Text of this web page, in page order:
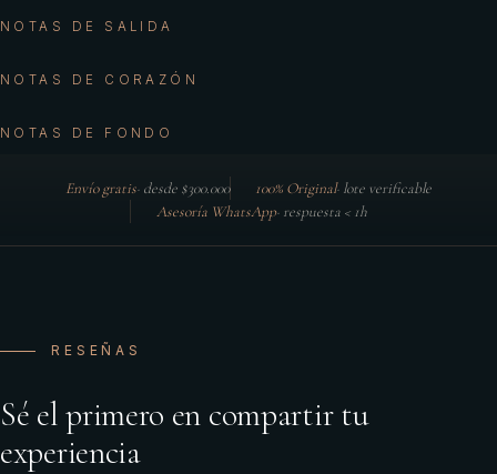
NOTAS DE SALIDA
NOTAS DE CORAZÓN
NOTAS DE FONDO
Envío gratis· desde $300.000 100% Original· lote verificable
Asesoría WhatsApp· respuesta < 1h
RESEÑAS
Sé el primero en compartir tu
experiencia